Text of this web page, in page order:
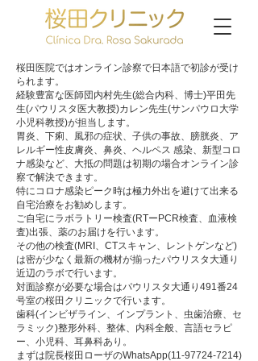
桜田医院ではオンライン診察で日本語で初診が受け
られます。
経験豊富な医師団内村先生(総合内科、博士)平田先
生(パウリスタ医大教授)カレン先生(サンパウロ大学
小児科教授)が担当します。
胃炎、下痢、風邪の症状、子供の事故、膀胱炎、ア
レルギー性皮膚炎、鼻炎、ヘルペス 感染、新型コロ
ナ感染など、大抵の問題は初期の場合オンライン診
察で解決できます。
特にコロナ感染ピーク時は極力外出を避けて出来る
自宅治療をお勧めします。
ご自宅にラボラトリー検査(RTーPCR検査、血液検
査)出張、薬のお届けを行います。
その他の検査(MRI、CTスキャン、レントゲンなど)
は密が少なく最新の機材が揃ったパウリスタ大通り
近辺のラボで行います。
対面診察が必要な場合はパウリスタ大通り491番24
号室の桜田クリニックで行います。
歯科(インビザライン、インプラント、虫歯治療、セ
ラミック)整形外科、整体、内科全般、言語セラピ
ー、小児科、耳鼻科あり。
まずは院長桜田ローザのWhatsApp(11-97724-7214)